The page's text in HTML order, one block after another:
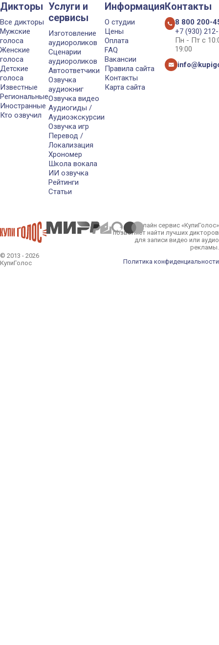
Дикторы
Все дикторы
Мужские
голоса
Женские
голоса
Детские
голоса
Известные
Региональные
Иностранные
Кто озвучил
Услуги и
сервисы
Изготовление
аудиороликов
Сценарии
аудиороликов
Автоответчики
Озвучка
аудиокниг
Озвучка видео
Аудиогиды /
Аудиоэкскурсии
Озвучка игр
Перевод /
Локализация
Хрономер
Школа вокала
ИИ озвучка
Рейтинги
Статьи
Информация
О студии
Цены
Оплата
FAQ
Вакансии
Правила сайта
Контакты
Карта сайта
Контакты
8 800 200-
+7 (930)
Пн - Пт с
19:00
© 2013 - 2026
КупиГолос
Онлайн сервис «КупиГолос»
позволяет найти лучших дикторов
для записи видео или аудио
рекламы.
Политика конфиденциальности